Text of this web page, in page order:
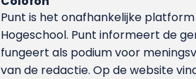
Punt is het onafhankelijke
Hoge­school. Punt informeert de
fungeert als podium voor
van de redactie. Op de website